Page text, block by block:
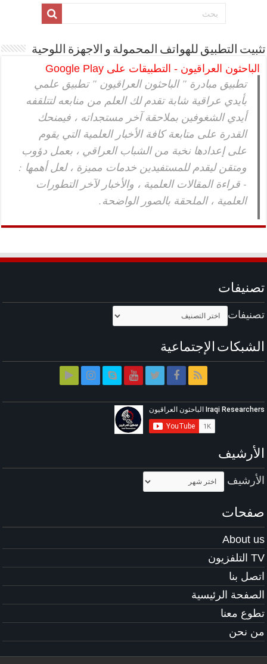
تثبيت التطبيق للهواتف المحمولة و الاجهزة اللوحية
الباحثون العراقيون - التطبيقات على Google Play
تطبيق مبادرة " الباحثون العراقيون " تطبيق علمي
بأيدي عراقية شابة تقدم لك العلم من منابعه لتتلقفه
أيدي الشغوفين بملاحقة آخر مستجداته ، فيمنحك
القدرة على متابعة كافة الأخبار العلمية التي يقوم
على إعدادها نخبة من الشباب العراقي ، بعمل دؤوب
ومتقن ليقدم للمستفيدين خدمات مميزة ، لعل أهمها :
- قراءة المقالات العلمية ، والأخبار لآخر التطورات
العلمية ، الملحقة بالصور الواضحة.
تصنيفات
تصنيفات
الشبكات الإجتماعية
الأرشيف
الأرشيف
صفحات
About us
TV التلفزيون
اتصل بنا
الصفحة الرئيسية
تطوع معنا
من نحن